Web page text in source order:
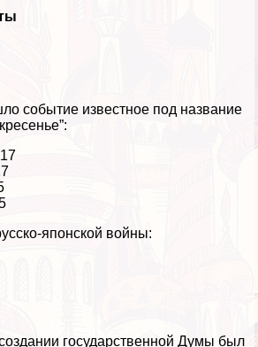
событие известное под название
японской войны:
государственной Думы был